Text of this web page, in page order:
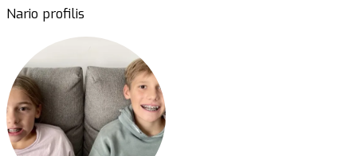
Nario profilis